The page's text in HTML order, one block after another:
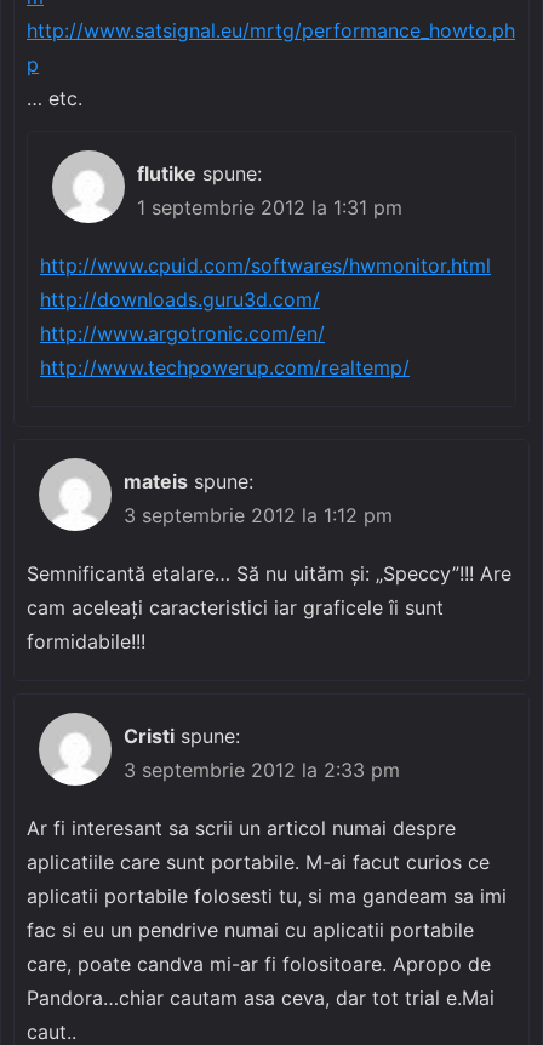
http://www.satsignal.eu/mrtg/performance_howto.ph
p
… etc.
flutike spune:
1 septembrie 2012 la 1:31 pm
http://www.cpuid.com/softwares/hwmonitor.html
http://downloads.guru3d.com/
http://www.argotronic.com/en/
http://www.techpowerup.com/realtemp/
mateis spune:
3 septembrie 2012 la 1:12 pm
Semnificantă etalare… Să nu uităm şi: „Speccy”!!! Are
cam aceleaţi caracteristici iar graficele îi sunt
formidabile!!!
Cristi spune:
3 septembrie 2012 la 2:33 pm
Ar fi interesant sa scrii un articol numai despre
aplicatiile care sunt portabile. M-ai facut curios ce
aplicatii portabile folosesti tu, si ma gandeam sa imi
fac si eu un pendrive numai cu aplicatii portabile
care, poate candva mi-ar fi folositoare. Apropo de
Pandora…chiar cautam asa ceva, dar tot trial e.Mai
caut..